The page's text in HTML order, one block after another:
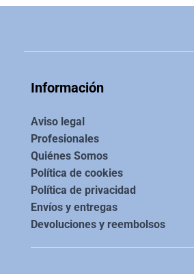
Información
Aviso legal
Profesionales
Quiénes Somos
Política de cookies
Política de privacidad
Envíos y entregas
Devoluciones y reembolsos